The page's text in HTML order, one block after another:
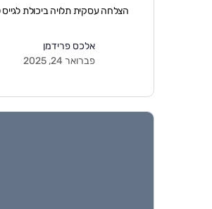
הצלחה עסקית תלויה ביכולת
אלכס פרידמן
פברואר 24, 2025